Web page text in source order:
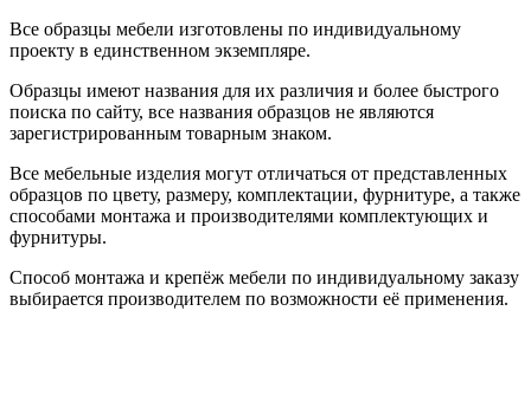
Все образцы мебели изготовлены по индивидуальному
проекту в единственном экземпляре.
Образцы имеют названия для их различия и более быстрого
поиска по сайту, все названия образцов не являются
зарегистрированным товарным знаком.
Все мебельные изделия могут отличаться от представленных
образцов по цвету, размеру, комплектации, фурнитуре, а также
способами монтажа и производителями комплектующих и
фурнитуры.
Способ монтажа и крепёж мебели по индивидуальному заказу
выбирается производителем по возможности её применения.